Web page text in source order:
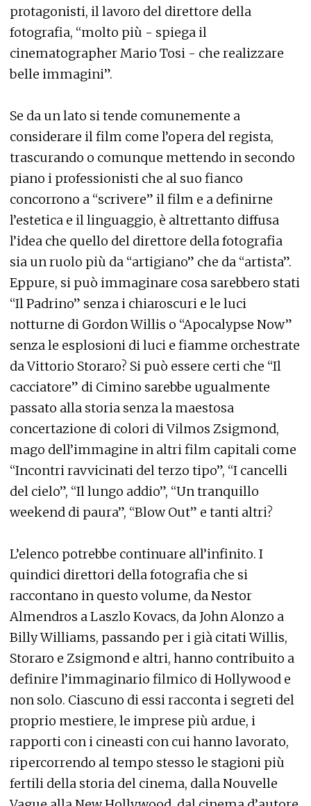
protagonisti, il lavoro del direttore della
fotografia, “molto più - spiega il
cinematographer Mario Tosi - che realizzare
belle immagini”.
Se da un lato si tende comunemente a
considerare il film come l’opera del regista,
trascurando o comunque mettendo in secondo
piano i professionisti che al suo fianco
concorrono a “scrivere” il film e a definirne
l’estetica e il linguaggio, è altrettanto diffusa
l’idea che quello del direttore della fotografia
sia un ruolo più da “artigiano” che da “artista”.
Eppure, si può immaginare cosa sarebbero stati
“Il Padrino” senza i chiaroscuri e le luci
notturne di Gordon Willis o “Apocalypse Now”
senza le esplosioni di luci e fiamme orchestrate
da Vittorio Storaro? Si può essere certi che “Il
cacciatore” di Cimino sarebbe ugualmente
passato alla storia senza la maestosa
concertazione di colori di Vilmos Zsigmond,
mago dell’immagine in altri film capitali come
“Incontri ravvicinati del terzo tipo”, “I cancelli
del cielo”, “Il lungo addio”, “Un tranquillo
weekend di paura”, “Blow Out” e tanti altri?
L’elenco potrebbe continuare all’infinito. I
quindici direttori della fotografia che si
raccontano in questo volume, da Nestor
Almendros a Laszlo Kovacs, da John Alonzo a
Billy Williams, passando per i già citati Willis,
Storaro e Zsigmond e altri, hanno contribuito a
definire l’immaginario filmico di Hollywood e
non solo. Ciascuno di essi racconta i segreti del
proprio mestiere, le imprese più ardue, i
rapporti con i cineasti con cui hanno lavorato,
ripercorrendo al tempo stesso le stagioni più
fertili della storia del cinema, dalla Nouvelle